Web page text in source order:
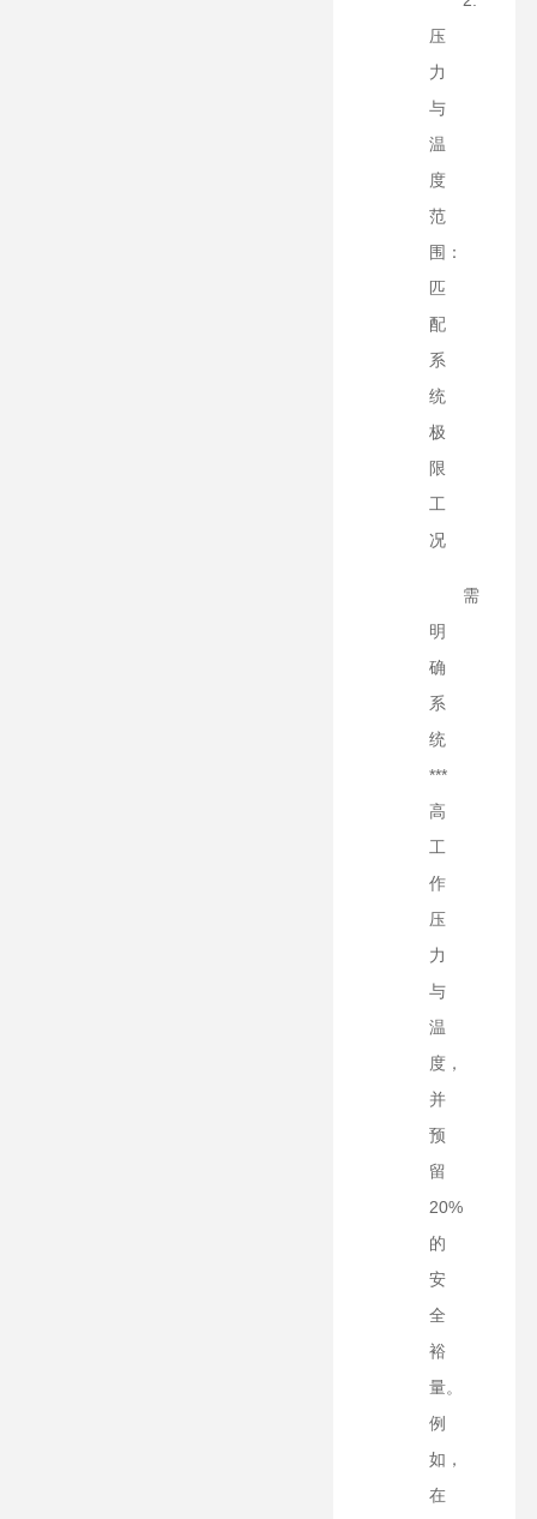
压
力
与
温
度
范
围：
匹
配
系
统
极
限
工
况
需
明
确
系
统
***
高
工
作
压
力
与
温
度，
并
预
留
20%
的
安
全
裕
量。
例
如，
在